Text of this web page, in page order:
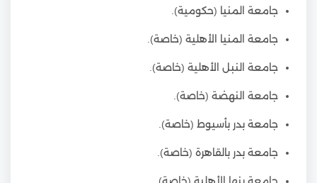
جامعة المنيا (حكومية).
جامعة المنيا الأهلية (خاصة).
جامعة النبل الأهلية (خاصة).
جامعة النهضة (خاصة).
جامعة بدر بأسيوط (خاصة).
جامعة بدر بالقاهرة (خاصة).
جامعة بنها الأهلية (خاصة).